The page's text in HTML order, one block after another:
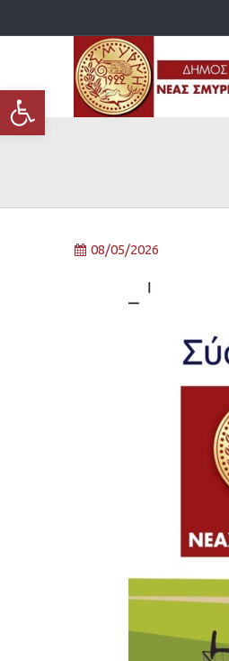
Ανοίξτε τη γραμμή εργαλείων
08/05/2026